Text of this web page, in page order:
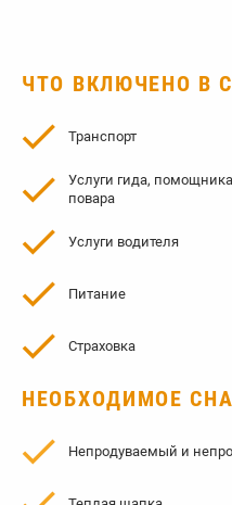
ЧТО ВКЛЮЧЕНО В
Транспорт
Услуги гида,
повара
Услуги водителя
Питание
Страховка
НЕОБХОДИМОЕ
Непродуваемый и